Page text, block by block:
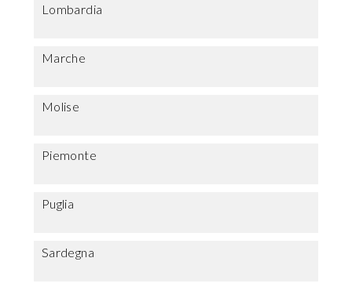
Lombardia
Marche
Molise
Piemonte
Puglia
Sardegna